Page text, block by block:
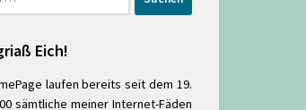
Eich!
laufen bereits seit dem 19.
sämtliche meiner Internet-Fäden